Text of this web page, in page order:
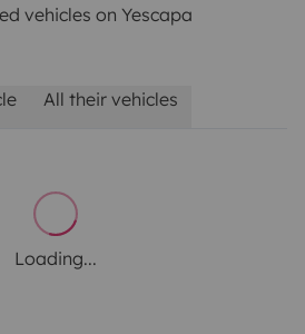
vehicles on Yescapa
All their vehicles
Loading...